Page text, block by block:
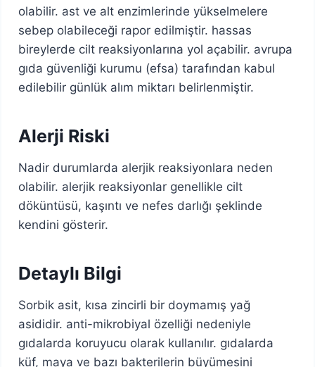
olabilir. ast ve alt enzimlerinde yükselmelere
sebep olabileceği rapor edilmiştir. hassas
bireylerde cilt reaksiyonlarına yol açabilir. avrupa
gıda güvenliği kurumu (efsa) tarafından kabul
edilebilir günlük alım miktarı belirlenmiştir.
Alerji Riski
Nadir durumlarda alerjik reaksiyonlara neden
olabilir. alerjik reaksiyonlar genellikle cilt
döküntüsü, kaşıntı ve nefes darlığı şeklinde
kendini gösterir.
Detaylı Bilgi
Sorbik asit, kısa zincirli bir doymamış yağ
asididir. anti-mikrobiyal özelliği nedeniyle
gıdalarda koruyucu olarak kullanılır. gıdalarda
küf, maya ve bazı bakterilerin büyümesini